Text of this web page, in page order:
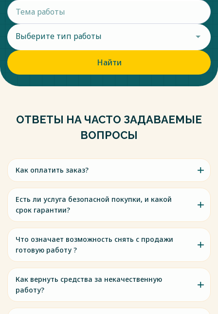
Выберите тип работы
Найти
ОТВЕТЫ НА ЧАСТО ЗАДАВАЕМЫЕ
ВОПРОСЫ
Как оплатить заказ?
Есть ли услуга безопасной покупки, и какой
срок гарантии?
Что означает возможность снять с продажи
готовую работу ?
Как вернуть средства за некачественную
работу?